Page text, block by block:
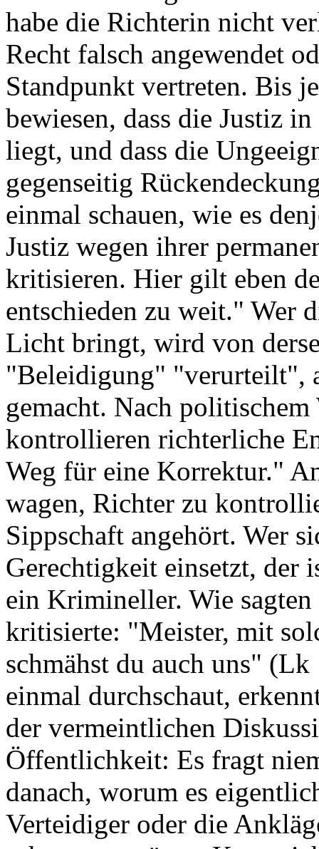
habe die Richterin nicht
Recht falsch angewendet
Standpunkt vertreten. Bis
bewiesen, dass die Justiz
liegt, und dass die
gegenseitig
einmal schauen, wie es
Justiz wegen ihrer
kritisieren. Hier gilt eben
entschieden zu weit." Wer
Licht bringt, wird von
"Beleidigung" "verurteilt",
gemacht. Nach
kontrollieren richterliche
Weg für eine Korrektur."
wagen, Richter zu
Sippschaft angehört. Wer
Gerechtigkeit einsetzt, der
ein Krimineller. Wie sagten
kritisierte: "Meister, mit
schmähst du auch uns"
einmal durchschaut,
der vermeintlichen
Öffentlichkeit: Es fragt
danach, worum es
Verteidiger oder die